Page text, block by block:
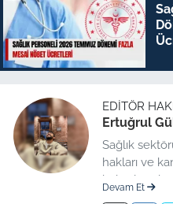
EDITÖR
Ertuğrul
Sağlık
hakları ve
haberleri
Devam Et